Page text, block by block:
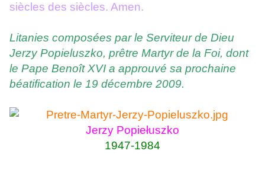
siècles des siècles. Amen.
Litanies composées par le Serviteur de Dieu
Jerzy Popieluszko, prêtre Martyr de la Foi, dont
le Pape Benoît XVI a approuvé sa prochaine
béatification le 19 décembre 2009.
Jerzy Popiełuszko
1947-1984